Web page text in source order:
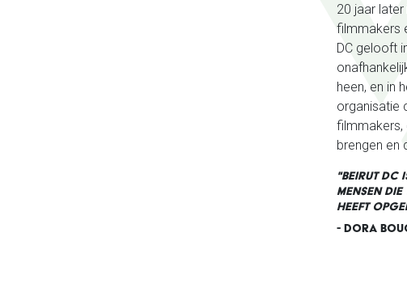
20 jaar
filmmakers
DC gelooft
heen, en in
organisatie
filmmakers,
brengen en
"BEIRUT DC
MENSEN
HEEFT
- DORA